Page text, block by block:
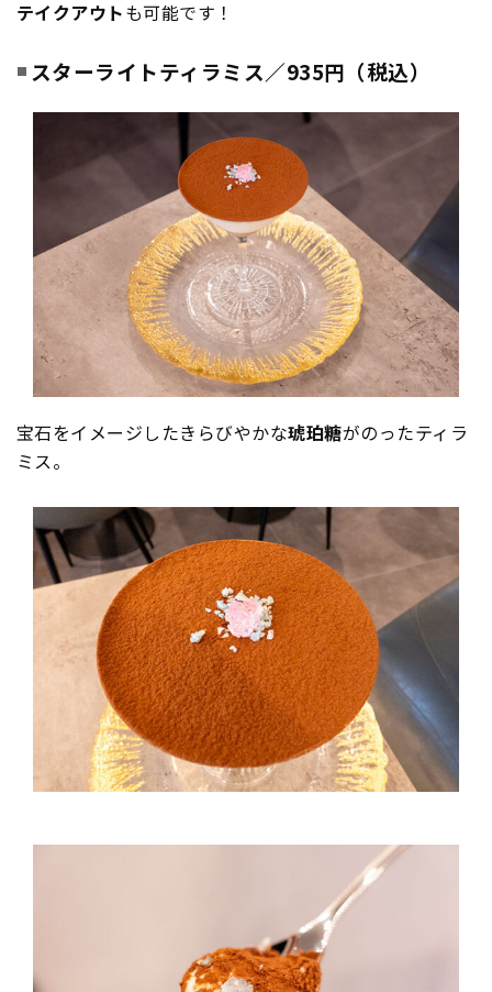
テイクアウトも可能です！
スターライトティラミス／935円（税込）
宝石をイメージしたきらびやかな琥珀糖がのったティラ
ミス。